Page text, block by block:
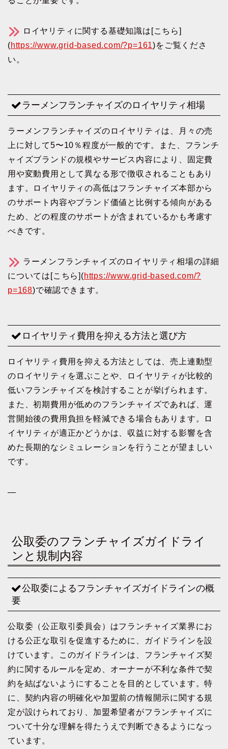
ロイヤリティに関する基礎知識は[こちら]
(https://www.grid-based.com/?p=161)をご覧くださ
い。
ラーメンフランチャイズのロイヤリティ相場
ラーメンフランチャイズのロイヤリティは、月々の売
上に対して5〜10％程度が一般的です。また、フランチ
ャイズブランドの規模やサービス内容により、固定費
用や変動費用として異なる形で徴収されることもあり
ます。ロイヤリティの高低はフランチャイズ本部から
のサポート内容やブランド価値と比例する傾向がある
ため、どの程度のサポートが含まれているかも考慮す
べきです。
ラーメンフランチャイズのロイヤリティ相場の詳細
については[こちら](https://www.grid-based.com/?
p=168)で確認できます。
ロイヤリティ費用を抑える方法と選び方
ロイヤリティ費用を抑える方法としては、売上連動型
のロイヤリティを選ぶことや、ロイヤリティが比較的
低いフランチャイズを検討することが挙げられます。
また、初期費用が低めのフランチャイズであれば、運
営開始後の費用負担を軽減できる場合もあります。ロ
イヤリティが適正かどうかは、収益に対する影響を含
めた長期的なシミュレーションを行うことが望ましい
です。
—
公取委のフランチャイズガイドライ
ンと規制内容
公取委によるフランチャイズガイドラインの概
要
公取委（公正取引委員会）はフランチャイズ業界にお
ける公正な取引を促進するために、ガイドラインを設
けています。このガイドラインは、フランチャイズ契
約に関するルールを定め、オーナーが不利な条件で契
約を結ばないようにすることを目的としています。特
に、契約内容の明確化や加盟前の情報開示に関する規
定が設けられており、加盟希望者がフランチャイズに
ついて十分な理解を得たうえで判断できるようになっ
ています。